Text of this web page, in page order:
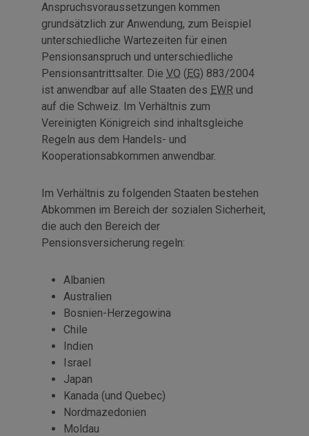
Anspruchsvoraussetzungen kommen
grundsätzlich zur Anwendung, zum Beispiel
unterschiedliche Wartezeiten für einen
Pensionsanspruch und unterschiedliche
Pensionsantrittsalter. Die VO (EG) 883/2004
ist anwendbar auf alle Staaten des EWR und
auf die Schweiz. Im Verhältnis zum
Vereinigten Königreich sind inhaltsgleiche
Regeln aus dem Handels- und
Kooperationsabkommen anwendbar.
Im Verhältnis zu folgenden Staaten bestehen
Abkommen im Bereich der sozialen Sicherheit,
die auch den Bereich der
Pensionsversicherung regeln:
Albanien
Australien
Bosnien-Herzegowina
Chile
Indien
Israel
Japan
Kanada (und Quebec)
Nordmazedonien
Moldau